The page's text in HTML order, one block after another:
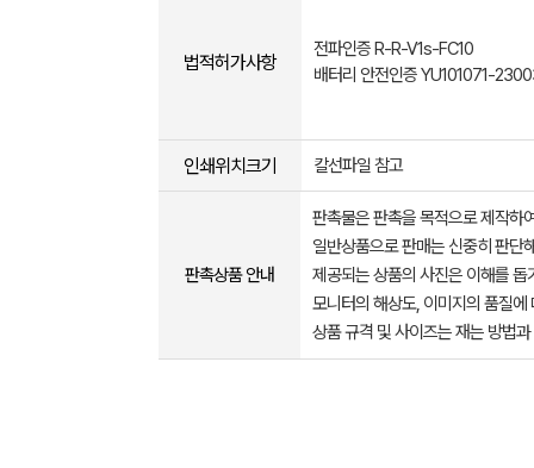
법적허가사항
전파인증 R-R-V1s-FC10
배터리 안전인증 YU101071-
인쇄위치크기 칼선파일 참고
판촉상품 안내
판촉물은 판촉을 목적으로 제작하
일반상품으로 판매는 신중히 판단
제공되는 상품의 사진은 이해를
모니터의 해상도, 이미지의 품질
상품 규격 및 사이즈는 재는 방법